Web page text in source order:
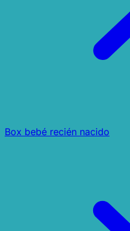
Box bebé recién nacido